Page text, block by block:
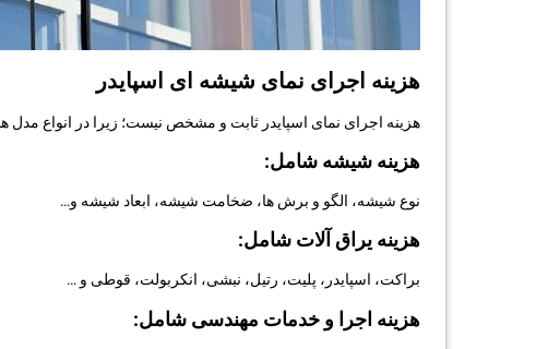
هزینه اجرای نمای شیشه ای اسپایدر
هزینه اجرای نمای اسپایدر ثابت و مشخص نیست؛ زیرا در انواع
هزینه شیشه شامل:
نوع شیشه، الگو و برش ها، ضخامت شیشه، ابعاد شیشه و…
هزینه یراق آلات شامل:
براکت، اسپایدر، پلیت، رتیل، نبشی، انکربولت، قوطی و …
هزینه اجرا و خدمات مهندسی شامل: